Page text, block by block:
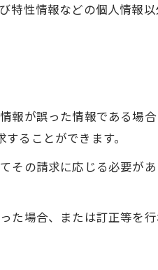
特性情報などの個人情報
報が誤った情報である場
ることができます。
その請求に応じる必要が
た場合、または訂正等を